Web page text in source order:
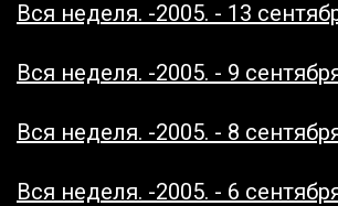
Вся неделя. -2005. - 13
Вся неделя. -2005. - 9
Вся неделя. -2005. - 8
Вся неделя. -2005. - 6